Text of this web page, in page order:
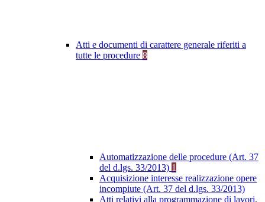
Atti e documenti di carattere generale riferiti a
tutte le procedure 8
Automatizzazione delle procedure (Art. 37
del d.lgs. 33/2013) 1
Acquisizione interesse realizzazione opere
incompiute (Art. 37 del d.lgs. 33/2013)
Atti relativi alla programmazione di lavori,